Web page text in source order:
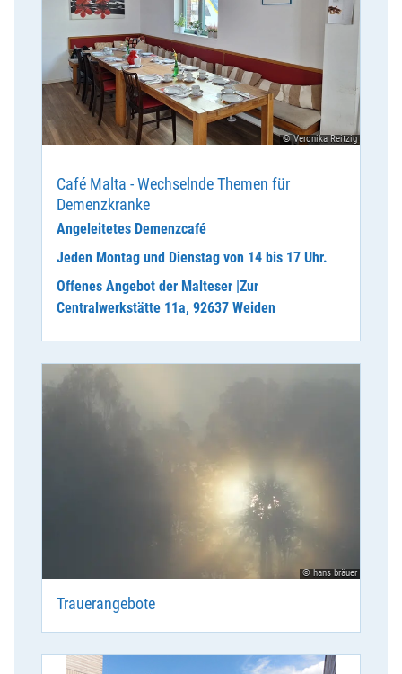
© Veronika Reitzig
Café Malta - Wechselnde Themen für
Demenzkranke
Angeleitetes Demenzcafé
Jeden Montag und Dienstag von 14 bis 17 Uhr.
Offenes Angebot der Malteser |Zur
Centralwerkstätte 11a, 92637 Weiden
© hans bräuer
Trauerangebote